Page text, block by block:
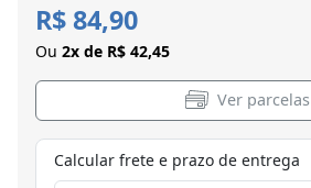
R$ 84,90
Ou 2x de R$ 42,45
Ver parcelas
Calcular frete e prazo de entrega